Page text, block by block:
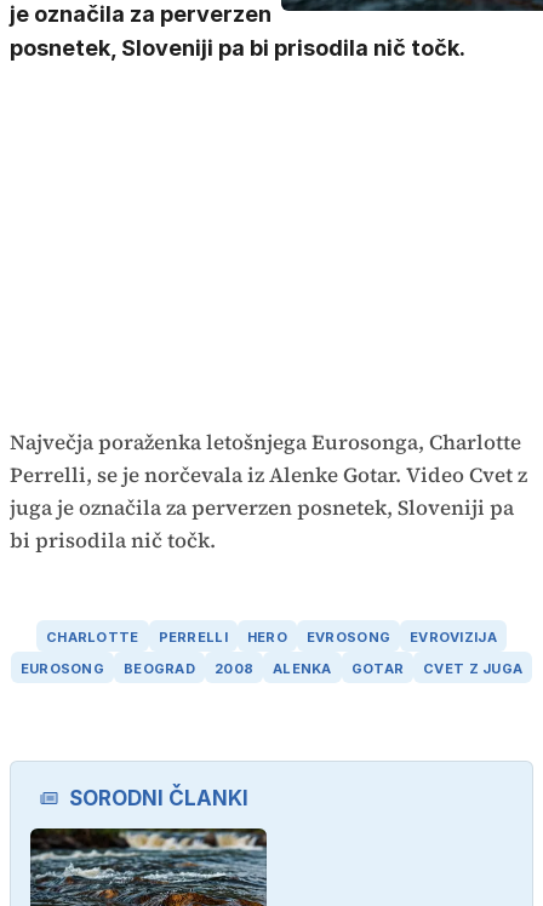
je označila za perverzen
posnetek, Sloveniji pa bi prisodila nič točk.
Največja poraženka letošnjega Eurosonga, Charlotte
Perrelli, se je norčevala iz Alenke Gotar. Video Cvet z
juga je označila za perverzen posnetek, Sloveniji pa
bi prisodila nič točk.
CHARLOTTE PERRELLI HERO EVROSONG
EVROVIZIJA
EUROSONG
BEOGRAD 2008 ALENKA GOTAR CVET Z JUGA
SORODNI ČLANKI